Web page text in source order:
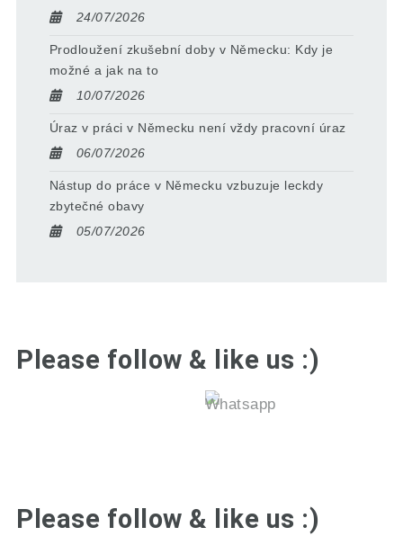
24/07/2026
Prodloužení zkušební doby v Německu: Kdy je
možné a jak na to
10/07/2026
Úraz v práci v Německu není vždy pracovní úraz
06/07/2026
Nástup do práce v Německu vzbuzuje leckdy
zbytečné obavy
05/07/2026
Please follow & like us :)
Please follow & like us :)